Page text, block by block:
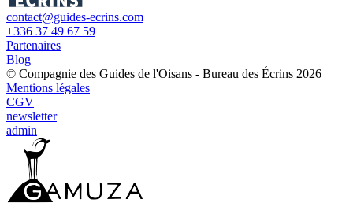
contact@guides-ecrins.com
+336 37 49 67 59
Partenaires
Blog
© Compagnie des Guides de l'Oisans - Bureau des Écrins 2026
Mentions légales
CGV
newsletter
admin